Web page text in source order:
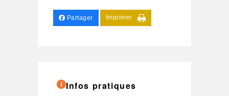
Partager Imprimer
Infos pratiques